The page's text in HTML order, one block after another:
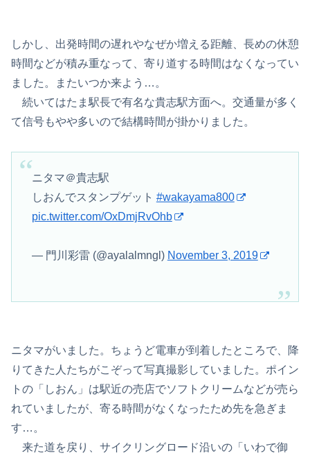
しかし、出発時間の遅れやなぜか増える距離、長めの休憩
時間などが積み重なって、寄り道する時間はなくなってい
ました。またいつか来よう…。
続いてはたま駅長で有名な貴志駅方面へ。交通量が多く
て信号もやや多いので結構時間が掛かりました。
ニタマ＠貴志駅
しおんでスタンプゲット #wakayama800
pic.twitter.com/OxDmjRvOhb
— 門川彩雷 (@ayalalmngl) November 3, 2019
ニタマがいました。ちょうど電車が到着したところで、降
りてきた人たちがこぞって写真撮影していました。ポイン
トの「しおん」は駅近の売店でソフトクリームなどが売ら
れていましたが、寄る時間がなくなったため先を急ぎま
す…。
来た道を戻り、サイクリングロード沿いの「いわで御